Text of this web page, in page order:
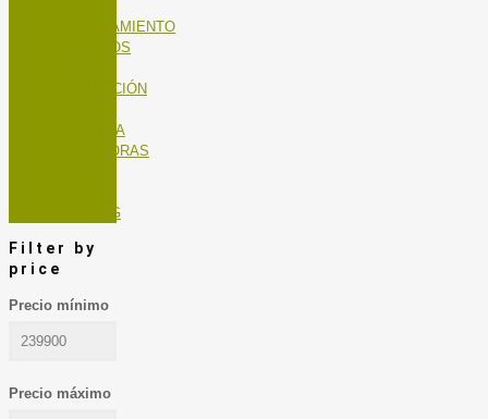
ENTRENAMIENTO
SERVICIOS
MANTENCIÓN
BICICLETA
TROTADORAS
SPINNING
Filter by
price
Precio mínimo
Precio máximo